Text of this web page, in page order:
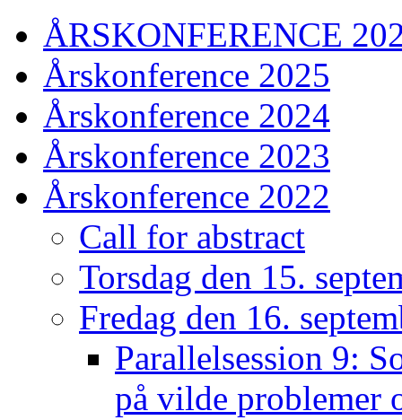
ÅRSKONFERENCE
Årskonference 2025
Årskonference 2024
Årskonference 2023
Årskonference 2022
Call for abstract
Torsdag den 15.
Fredag den 16.
Parallelsession 9:
på vilde problemer